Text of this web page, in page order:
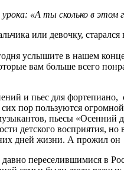
«А ты сколько в этом
или девочку,
услышите в нашем
вам больше всего
и пьес для
пор пользуются
пьесы «Осенний
детского восприятия,
дней жизни. А прожил он
переселившимися в